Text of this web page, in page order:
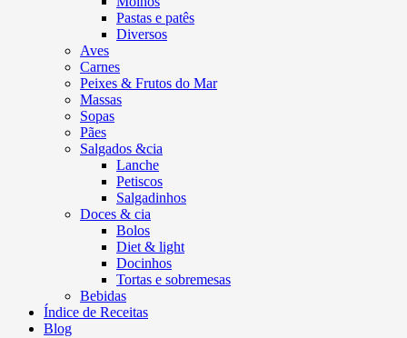
Pastas e patês
Diversos
Aves
Carnes
Peixes & Frutos do Mar
Massas
Sopas
Pães
Salgados &cia
Lanche
Petiscos
Salgadinhos
Doces & cia
Bolos
Diet & light
Docinhos
Tortas e sobremesas
Bebidas
Índice de Receitas
Blog